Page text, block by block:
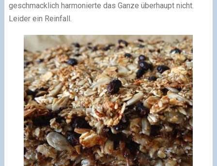
geschmacklich harmonierte das Ganze überhaupt nicht.
Leider ein Reinfall.